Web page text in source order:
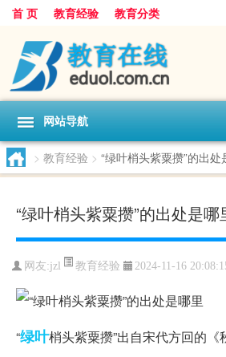
首 页 教育经验 教育分类
网站导航
> 教育经验 > “绿叶梢头紫粟攒”的出处
“绿叶梢头紫粟攒”的出处是哪
网友:jzl 教育经验 2024-11-16
“绿叶梢头紫粟攒”出自宋代方回的《